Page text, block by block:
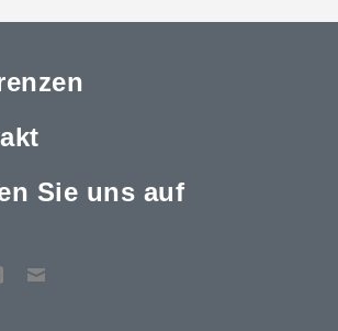
Sie uns auf